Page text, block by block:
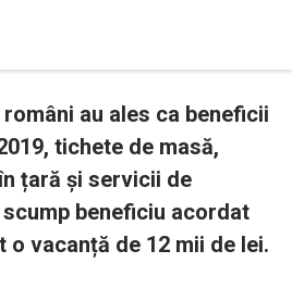
au ales ca beneficii
tichete de masă,
țară și servicii de
beneficiu acordat
vacanță de 12 mii de lei.